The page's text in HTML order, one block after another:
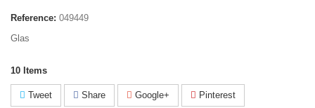
Reference: 049449
Glas
10 Items
Tweet Share Google+ Pinterest